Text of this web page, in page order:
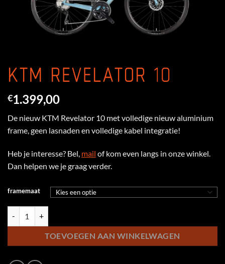
KTM REVELATOR 10
€1.399,00
De nieuw KTM Revelator 10 met volledige nieuw aluminium
frame, geen lasnaden en volledige kabel integratie!
Heb je interesse? Bel, mail of kom even langs in onze winkel.
Dan helpen we je graag verder.
framemaat
TOEVOEGEN AAN WINKELWAGEN